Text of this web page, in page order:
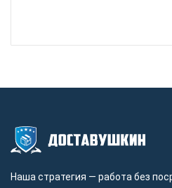
Наша стратегия — работа без